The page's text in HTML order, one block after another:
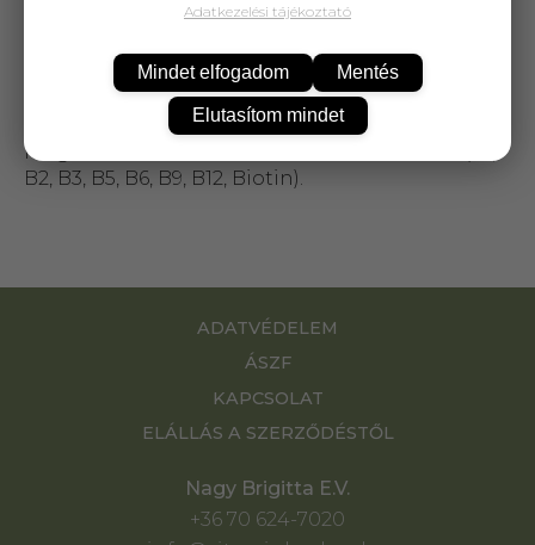
A B3-vitamin a bőr egészségének
vitaminok egy része fontos szerepet tölt be a
szervezet sejtszintű anyagcseréjében, a
vérképzési folyamatokban, az idegrendszer
megfelelő működésében. A 8 féle B-vitamin (B1,
B2, B3, B5, B6, B9, B12, Biotin).
ADATVÉDELEM
ÁSZF
KAPCSOLAT
ELÁLLÁS A SZERZŐDÉSTŐL
Nagy Brigitta E.V.
+36 70 624-7020
Adatkezelési tájékoztató
Mindet elfogadom Mentés
Elutasítom mindet